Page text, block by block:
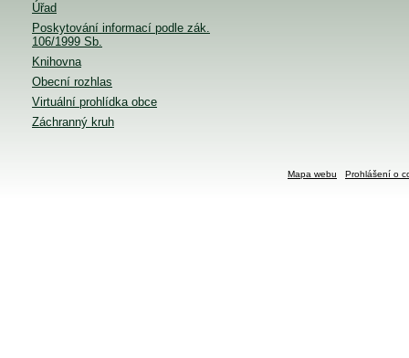
Úřad
Poskytování informací podle zák.
106/1999 Sb.
Knihovna
Obecní rozhlas
Virtuální prohlídka obce
Záchranný kruh
Mapa webu Prohlášení o